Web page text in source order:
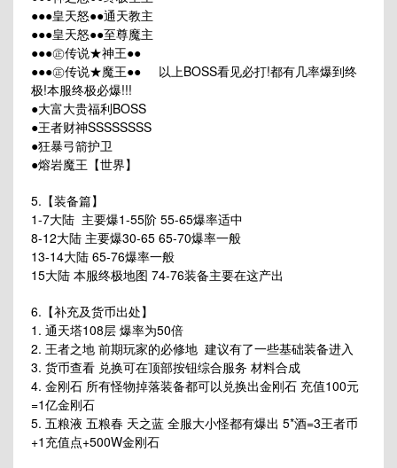
●●●皇天怒●●通天教主
●●●皇天怒●●至尊魔主
●●●㊣传说★神王●●
●●●㊣传说★魔王●● 以上BOSS看见必打!都有几率爆到终
极!本服终极必爆!!!
●大富大贵福利BOSS
●王者财神SSSSSSSS
●狂暴弓箭护卫
●熔岩魔王【世界】
5.【装备篇】
1-7大陆 主要爆1-55阶 55-65爆率适中
8-12大陆 主要爆30-65 65-70爆率一般
13-14大陆 65-76爆率一般
15大陆 本服终极地图 74-76装备主要在这产出
6.【补充及货币出处】
1. 通天塔108层 爆率为50倍
2. 王者之地 前期玩家的必修地 建议有了一些基础装备进入
3. 货币查看 兑换可在顶部按钮综合服务 材料合成
4. 金刚石 所有怪物掉落装备都可以兑换出金刚石 充值100元
=1亿金刚石
5. 五粮液 五粮春 天之蓝 全服大小怪都有爆出 5*酒=3王者币
+1充值点+500W金刚石